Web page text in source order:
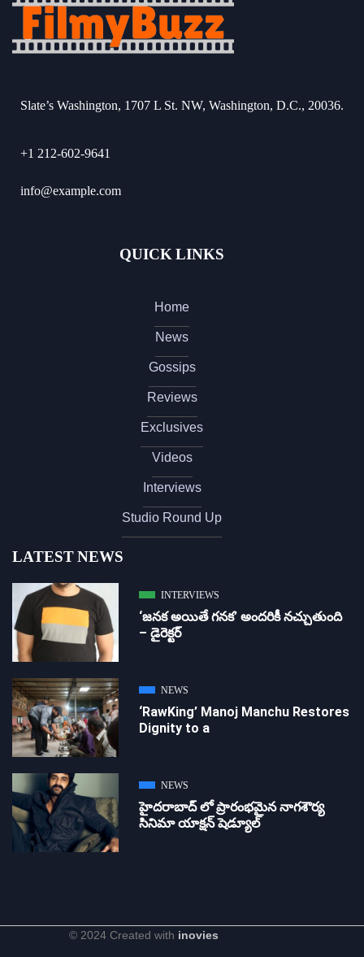
Slate’s Washington, 1707 L St. NW, Washington, D.C., 20036.
+1 212-602-9641
info@example.com
QUICK LINKS
Home
News
Gossips
Reviews
Exclusives
Videos
Interviews
Studio Round Up
LATEST NEWS
INTERVIEWS
‘జ‌న‌క అయితే గ‌న‌క‌’ అందరికీ నచ్చుతుంది
– డైరెక్ట‌ర్
NEWS
‘RawKing’ Manoj Manchu Restores
Dignity to a
NEWS
హైదరాబాద్ లో ప్రారంభమైన నాగశౌర్య
సినిమా యాక్షన్ షెడ్యూల్
© 2024 Created with inovies